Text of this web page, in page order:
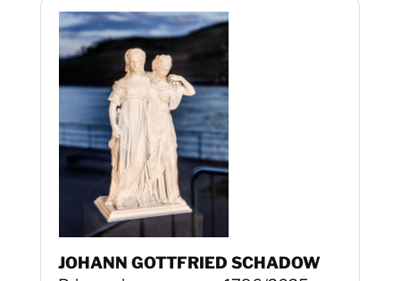
JOHANN GOTTFRIED SCHADOW